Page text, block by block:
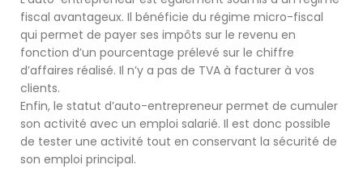
fiscal avantageux. Il bénéficie du régime micro-fiscal
qui permet de payer ses impôts sur le revenu en
fonction d’un pourcentage prélevé sur le chiffre
d’affaires réalisé. Il n’y a pas de TVA à facturer à vos
clients.
Enfin, le statut d’auto-entrepreneur permet de cumuler
son activité avec un emploi salarié. Il est donc possible
de tester une activité tout en conservant la sécurité de
son emploi principal.